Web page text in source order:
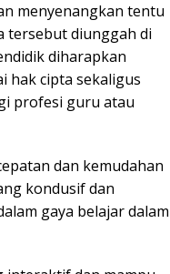
menyenangkan tentu
tersebut diunggah di
diharapkan
hak cipta sekaligus
profesi guru atau
dan kemudahan
kondusif dan
gaya belajar dalam